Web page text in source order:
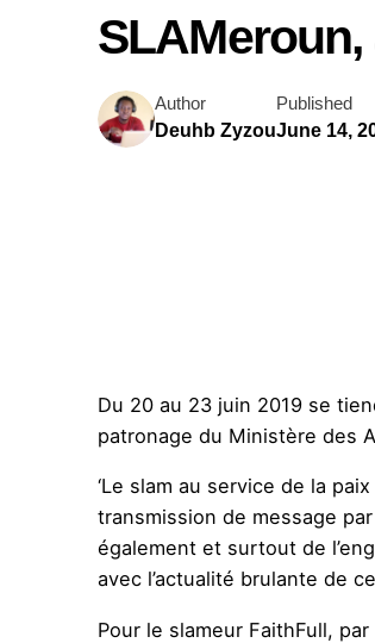
Author
Deuhb Zyzou
Published
June 14,
Du 20 au 23 juin 2019 se
patronage du Ministère des
‘Le slam au service de la
transmission de message
également et surtout de
avec l’actualité brulante de
Pour le slameur FaithFull,